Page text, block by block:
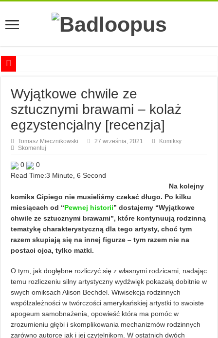
Najciekawsze książki o kobietach nauki
Najlepsze mangi dla dorosłych
Najciekawsze zapowiedzi komiksowe na 2023 rok
Wyjątkowe chwile ze
sztucznymi brawami – kolaż
egzystencjalny [recenzja]
Tomasz Miecznikowski 27 września, 2021
Komiksy
Skomentuj
0
0
Read Time:3 Minute, 6 Second
Na kolejny
komiks Gipiego nie musieliśmy czekać długo. Po kilku
miesiącach od “Pewnej historii” dostajemy “Wyjątkowe
chwile ze sztucznymi brawami”, które kontynuują rodzinną
tematykę charakterystyczną dla tego artysty, choć tym
razem skupiają się na innej figurze – tym razem nie na
postaci ojca, tylko matki.
O tym, jak dogłębne rozliczyć się z własnymi rodzicami, nadając
temu rozliczeniu silny artystyczny wydźwięk pokazałą dobitnie w
swych omiksach Alison Bechdel. Wiwisekcja rodzinnych
współzależności w twórczości amerykańskiej artystki to swoiste
apogeum samobnażenia, opowieść która ma pomóc w
zrozumieniu głębi i skomplikowania mechanizmów rodzinnych
zarówno autorce jak i jej czytelnikom. W ostatnich dwóch